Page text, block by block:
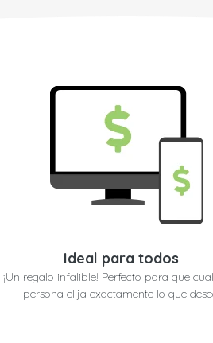
Ideal para todos
¡Un regalo infalible! Perfecto para que
persona elija exactamente lo que